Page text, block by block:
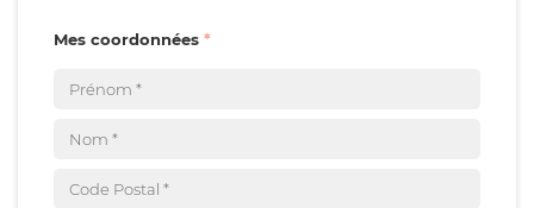
Mes coordonnées